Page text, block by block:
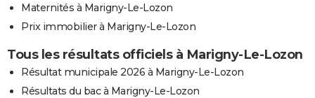
Maternités à Marigny-Le-Lozon
Prix immobilier à Marigny-Le-Lozon
Tous les résultats officiels à Marigny-Le-Lozon
Résultat municipale 2026 à Marigny-Le-Lozon
Résultats du bac à Marigny-Le-Lozon